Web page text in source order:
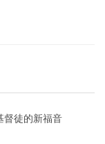
督徒的新福音